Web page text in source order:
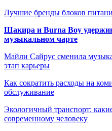
Лучшие бренды блоков
Шакира и Burna Boy
музыкальном чарте
Майли Сайрус сменила
этап карьеры
Как сократить расходы на
обслуживание
Экологичный транспорт:
современному человеку